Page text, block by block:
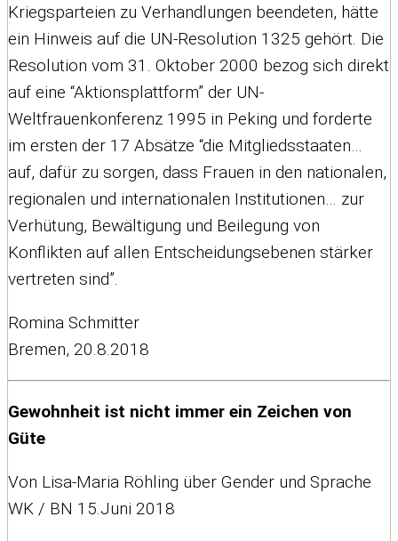
Kriegsparteien zu Verhandlungen beendeten, hätte
ein Hinweis auf die UN-Resolution 1325 gehört. Die
Resolution vom 31. Oktober 2000 bezog sich direkt
auf eine “Aktionsplattform” der UN-
Weltfrauenkonferenz 1995 in Peking und forderte
im ersten der 17 Absätze “die Mitgliedsstaaten…
auf, dafür zu sorgen, dass Frauen in den nationalen,
regionalen und internationalen Institutionen… zur
Verhütung, Bewältigung und Beilegung von
Konflikten auf allen Entscheidungsebenen stärker
vertreten sind”.
Romina Schmitter
Bremen, 20.8.2018
Gewohnheit ist nicht immer ein Zeichen von
Güte
Von Lisa-Maria Röhling über Gender und Sprache
WK / BN 15.Juni 2018